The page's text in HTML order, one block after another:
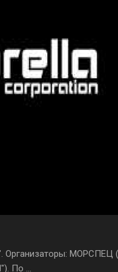
Организаторы: МОРСПЕЦ
По ...